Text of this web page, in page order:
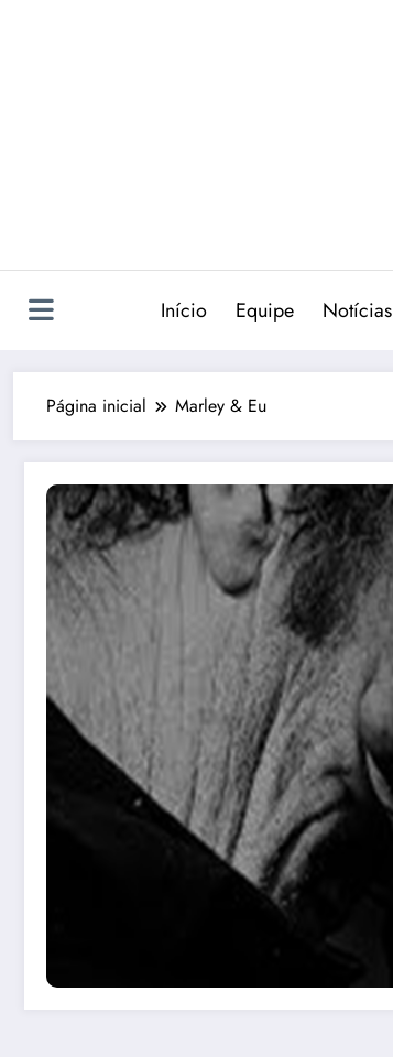
Início Equipe Notícias
Página inicial Marley & Eu